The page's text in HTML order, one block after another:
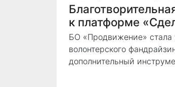
к платформе
БО «Продвижение» стала
волонтерского
дополнительный